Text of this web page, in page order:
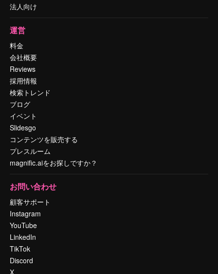
法人向け
運営
料金
会社概要
Reviews
採用情報
検索トレンド
ブログ
イベント
Slidesgo
コンテンツを販売する
プレスルーム
magnific.aiをお探しですか？
お問い合わせ
顧客サポート
Instagram
YouTube
LinkedIn
TikTok
Discord
X